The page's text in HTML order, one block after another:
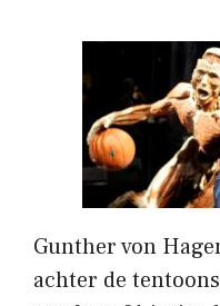
Gunther von
achter de